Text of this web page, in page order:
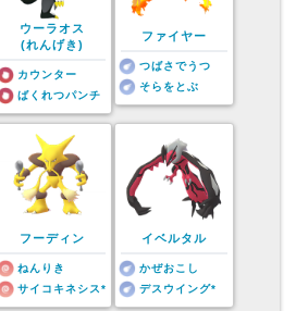
ウーラオス
(れんげき)
カウンター
ばくれつパンチ
ファイヤー
つばさでうつ
そらをとぶ
フーディン
ねんりき
サイコキネシス*
イベルタル
かぜおこし
デスウイング*